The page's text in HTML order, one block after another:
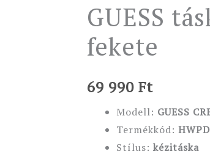
GUESS
fekete
69 990Ft
Modell: GUESS
Termékkód:
Stílus: kézitáska
fekete
mennyiség